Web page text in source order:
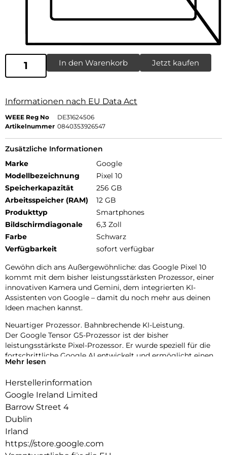
In den Warenkorb Jetzt kaufen
Informationen nach EU Data Act
WEEE Reg No
DE31624506
Artikelnummer 0840353926547
Zusätzliche Informationen
Marke
Google
Modellbezeichnung
Pixel 10
Speicherkapazität
256 GB
Arbeitsspeicher (RAM)
12 GB
Produkttyp
Smartphones
Bildschirmdiagonale
6,3 Zoll
Farbe
Schwarz
Verfügbarkeit
sofort verfügbar
Gewöhn dich ans Außergewöhnliche: das Google Pixel 10
kommt mit dem bisher leistungsstärksten Prozessor, einer
innovativen Kamera und Gemini, dem integrierten KI-
Assistenten von Google – damit du noch mehr aus deinen
Ideen machen kannst.
Neuartiger Prozessor. Bahnbrechende KI-Leistung.
Der Google Tensor G5-Prozessor ist der bisher
leistungsstärkste Pixel-Prozessor. Er wurde speziell für die
fortschrittliche Google AI entwickelt und ermöglicht einen
Akku, der den ganzen Tag hält1, sowie Fotos und Videos in
Leistung, die begeistert
Mit 12 GB RAM ist das Google Pixel 10 schnell und effizient.
ermöglicht somit innovative Bearbeitungsfunktionen für
Fotos und Videos sowie die Nutzung der leistungsstarken
Funktionen von Gemini, dem KI-Assistenten von Google.
Mehr lesen
Herstellerinformation
Google Ireland Limited
Barrow Street 4
Dublin
Irland
https://store.google.com